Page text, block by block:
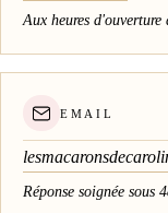
Aux heures
EMAIL
Réponse soignée sous